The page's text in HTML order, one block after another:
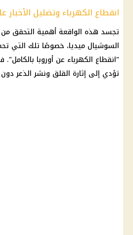
انقطاع الكهرباء وتضليل
تجسد هذه الواقعة أهمية التحقق من
السوشيال ميديا، خصوصًا تلك التي
"انقطاع الكهرباء عن أوروبا
تؤدي إلى إثارة القلق ونشر الذعر دون